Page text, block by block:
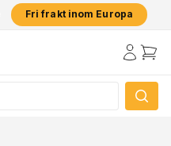
Fri frakt inom Europa